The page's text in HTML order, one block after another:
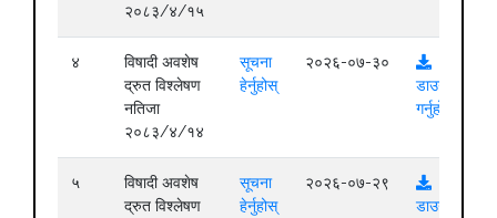
२०८३/४/१५
४
विषादी अवशेष
द्रुत विश्लेषण
नतिजा
२०८३/४/१४
सूचना
हेर्नुहोस्
२०२६-०७-३०
डाउनलोड
गर्नुहोस्
५
विषादी अवशेष
द्रुत विश्लेषण
सूचना
हेर्नुहोस्
२०२६-०७-२९
डाउनलोड